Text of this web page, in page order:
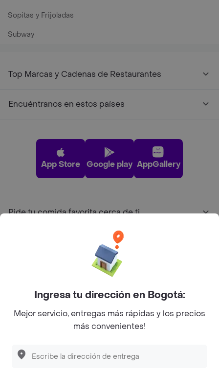
Sopitas y Frijoladas
Subway
Top Marcas y Cadenas de Restaurantes
Encuéntranos en estos países
App Store Google play AppGallery
Pide tu comida favorita cerca de ti
Sobre Rappi
Facebook
Twitter
Instagram
©2026Rappi Inc. All rights reserved.
Ingresa tu dirección en Bogotá:
Mejor servicio, entregas más rápidas y los precios
más convenientes!